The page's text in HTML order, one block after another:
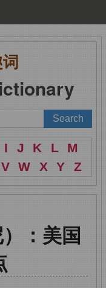
I J K L
M
V W X Y Z
）：美国